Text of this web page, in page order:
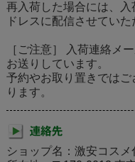
再入荷した場合には、
ドレスに配信させていた
［ご注意］ 入荷連絡メ
お送りしています。
予約やお取り置きでは
ります。
ショップ名：激安コス